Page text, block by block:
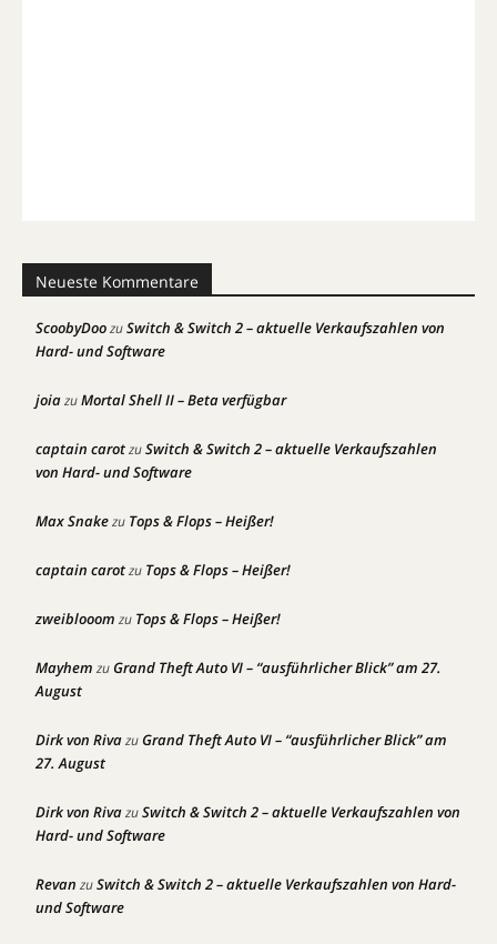
Neueste Kommentare
ScoobyDoozuSwitch & Switch 2 – aktuelle Verkaufszahlen von
Hard- und Software
joiazuMortal Shell II – Beta verfügbar
captain carotzuSwitch & Switch 2 – aktuelle Verkaufszahlen
von Hard- und Software
Max Snakezu Tops & Flops – Heißer!
captain carotzu Tops & Flops – Heißer!
zweiblooom zu Tops & Flops – Heißer!
Mayhem zuGrand Theft Auto VI – “ausführlicher Blick” am 27.
August
Dirk von RivazuGrand Theft Auto VI – “ausführlicher Blick” am
27. August
Dirk von RivazuSwitch & Switch 2 – aktuelle Verkaufszahlen von
Hard- und Software
Revan zuSwitch & Switch 2 – aktuelle Verkaufszahlen von Hard-
und Software